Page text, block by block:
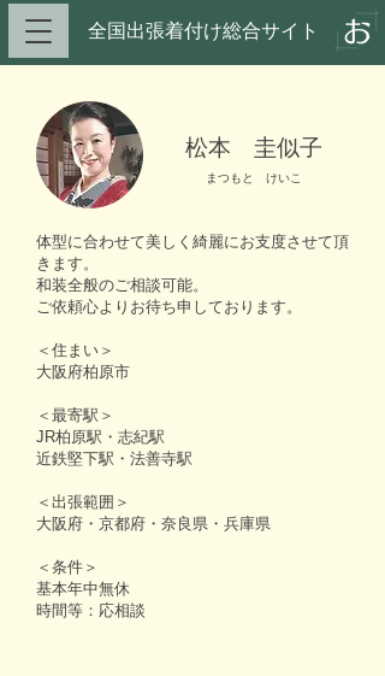
全国出張着付け総合サイト​
松本 圭似子
まつもと けいこ
体型に合わせて美しく綺麗にお支度させて頂
きます。
和装全般のご相談可能。
ご依頼心よりお待ち申しております。
＜住まい＞
大阪府柏原市
＜最寄駅＞
JR柏原駅・志紀駅
近鉄堅下駅・法善寺駅
＜出張範囲＞
大阪府・京都府・奈良県・兵庫県
＜条件＞
基本年中無休
時間等：応相談